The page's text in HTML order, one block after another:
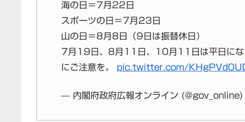
海の日＝7月22日
スポーツの日＝7月23日
山の日＝8月8日（9日は振替休日）
7月19日、8月11日、10月11日は平日にな
にご注意を。 pic.twitter.com/
— 内閣府政府広報オンライン (@gov_online)